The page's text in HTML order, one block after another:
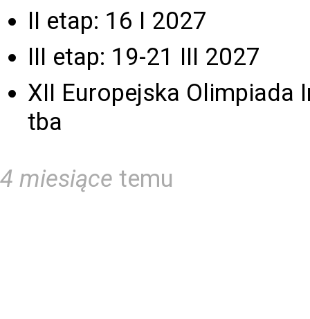
II etap: 16 I 2027
III etap: 19-21 III 2027
XII Europejska Olimpiada
tba
4 miesiące temu